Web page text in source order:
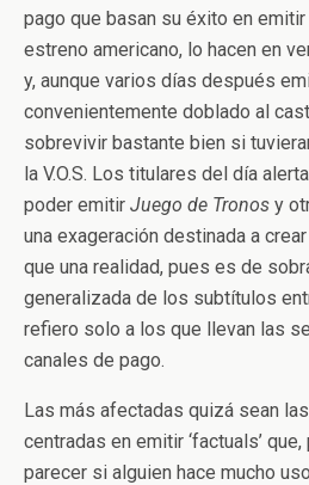
pago que basan su éxito en
estreno americano, lo hacen en
y, aunque varios días después
convenientemente doblado al
sobrevivir bastante bien si
la V.O.S. Los titulares del día
poder emitir Juego de Tronos y
una exageración destinada a
que una realidad, pues es de
generalizada de los subtítulos
refiero solo a los que llevan las
canales de pago.
Las más afectadas quizá sean
centradas en emitir ‘factuals’
parecer si alguien hace mucho